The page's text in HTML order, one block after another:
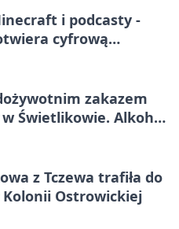
i podcasty -
cyfrową
zakazem
Świetlikowie. Alkohol
z Tczewa trafiła do
Ostrowickiej